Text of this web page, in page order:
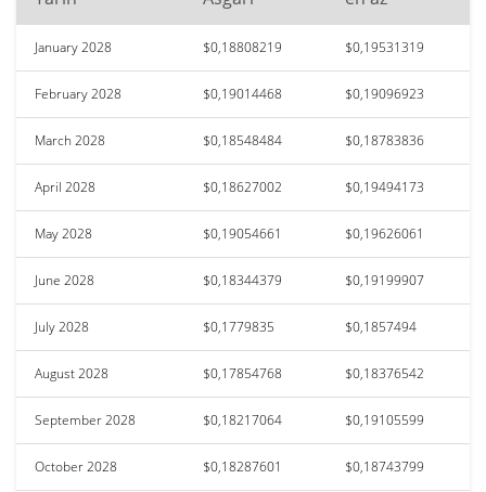
January 2028 $0,18808219 $0,19531319
February 2028 $0,19014468 $0,19096923
March 2028 $0,18548484 $0,18783836
April 2028 $0,18627002 $0,19494173
May 2028 $0,19054661 $0,19626061
June 2028 $0,18344379 $0,19199907
July 2028 $0,1779835 $0,1857494
August 2028 $0,17854768 $0,18376542
September 2028 $0,18217064 $0,19105599
October 2028 $0,18287601 $0,18743799